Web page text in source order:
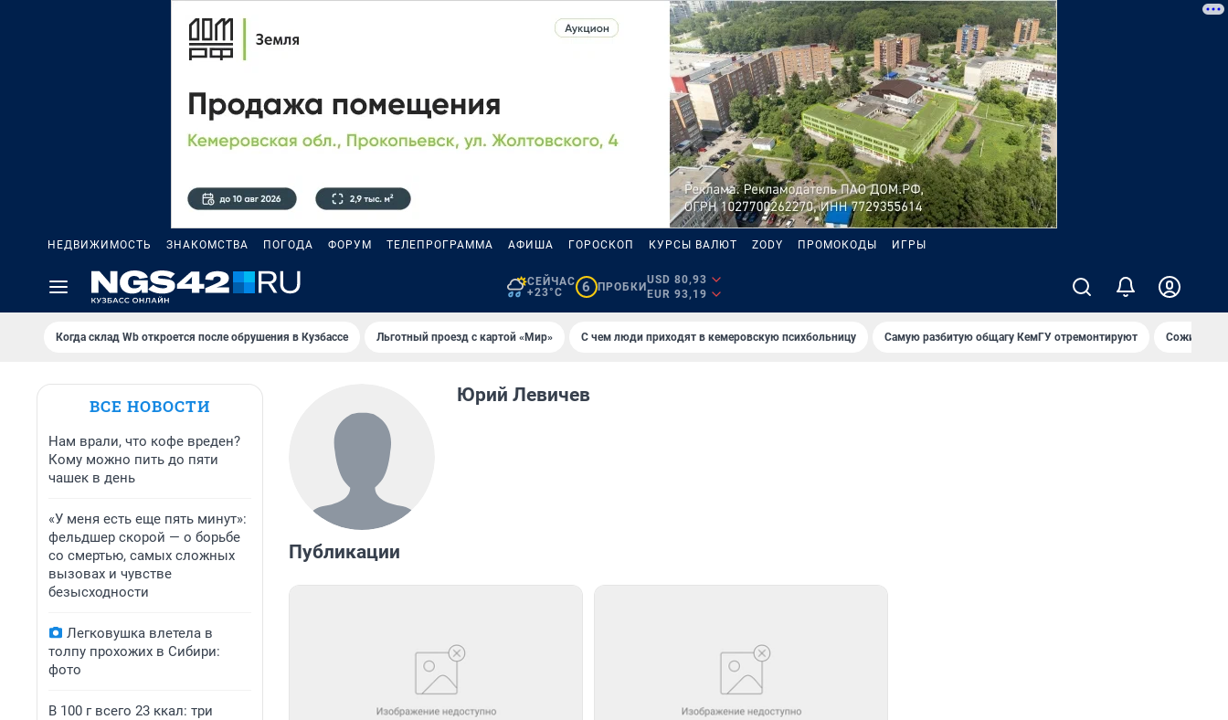
НЕДВИЖИМОСТЬ ЗНАКОМСТВА ПОГОДА ФОРУМ ТЕЛЕПРОГРАММА АФИША ГОРОСКОП КУРСЫ ВАЛЮТ ZODY ПРОМОКОДЫ ИГРЫ
СЕЙЧАС
+23°C
6 ПРОБКИ
USD 80,93
EUR 93,19
Когда склад Wb откроется после обрушения в Кузбассе Льготный проезд с картой «Мир» С чем люди приходят в кемеровскую психбольницу Самую разбитую общагу КемГУ отремонтируют
ВСЕ НОВОСТИ
Нам врали, что кофе вреден?
Кому можно пить до пяти
чашек в день
«У меня есть еще пять минут»:
фельдшер скорой — о борьбе
со смертью, самых сложных
вызовах и чувстве
безысходности
Легковушка влетела в
толпу прохожих в Сибири:
фото
В 100 г всего 23 ккал: три
Юрий Левичев
Публикации